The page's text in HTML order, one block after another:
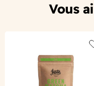
Vous